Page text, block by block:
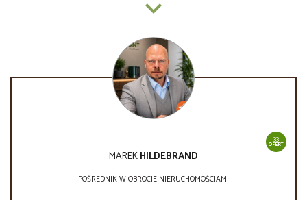
33
OFERT
MAREKHILDEBRAND
POŚREDNIK W OBROCIE NIERUCHOMOŚCIAMI